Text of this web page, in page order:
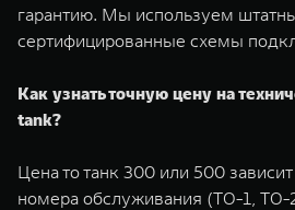
гарантию. Мы используем
сертифицированные схемы
Как узнать точную цену на
tank?
Цена то танк 300 или 500
номера обслуживания (ТО-1, ТО-